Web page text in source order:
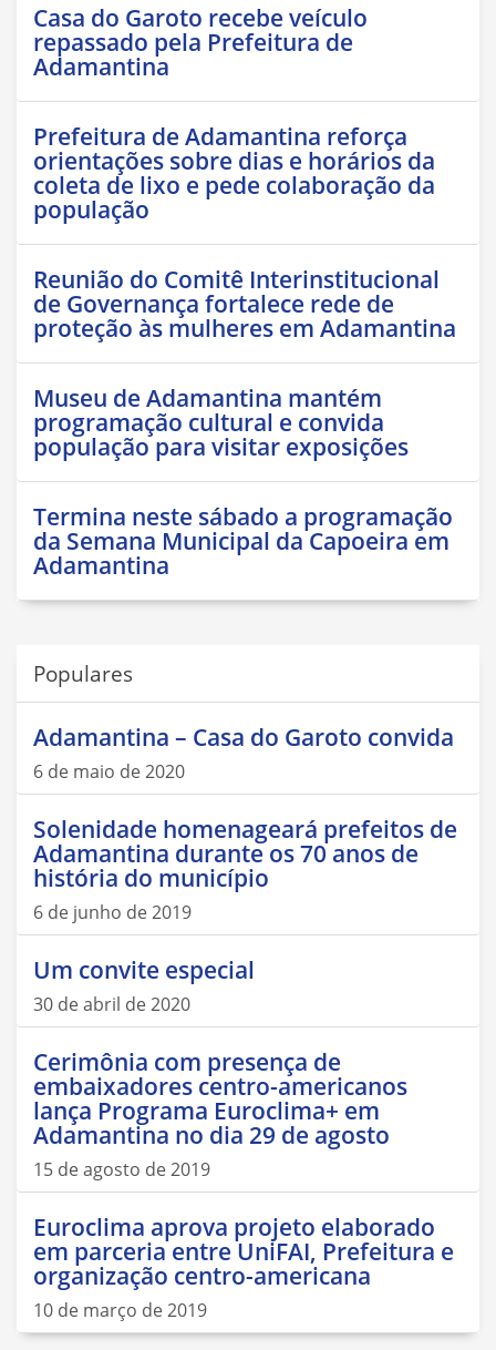
Casa do Garoto recebe veículo
repassado pela Prefeitura de
Adamantina
Prefeitura de Adamantina reforça
orientações sobre dias e horários da
coleta de lixo e pede colaboração da
população
Reunião do Comitê Interinstitucional
de Governança fortalece rede de
proteção às mulheres em Adamantina
Museu de Adamantina mantém
programação cultural e convida
população para visitar exposições
Termina neste sábado a programação
da Semana Municipal da Capoeira em
Adamantina
Populares
Adamantina – Casa do Garoto convida
6 de maio de 2020
Solenidade homenageará prefeitos de
Adamantina durante os 70 anos de
história do município
6 de junho de 2019
Um convite especial
30 de abril de 2020
Cerimônia com presença de
embaixadores centro-americanos
lança Programa Euroclima+ em
Adamantina no dia 29 de agosto
15 de agosto de 2019
Euroclima aprova projeto elaborado
em parceria entre UniFAI, Prefeitura e
organização centro-americana
10 de março de 2019